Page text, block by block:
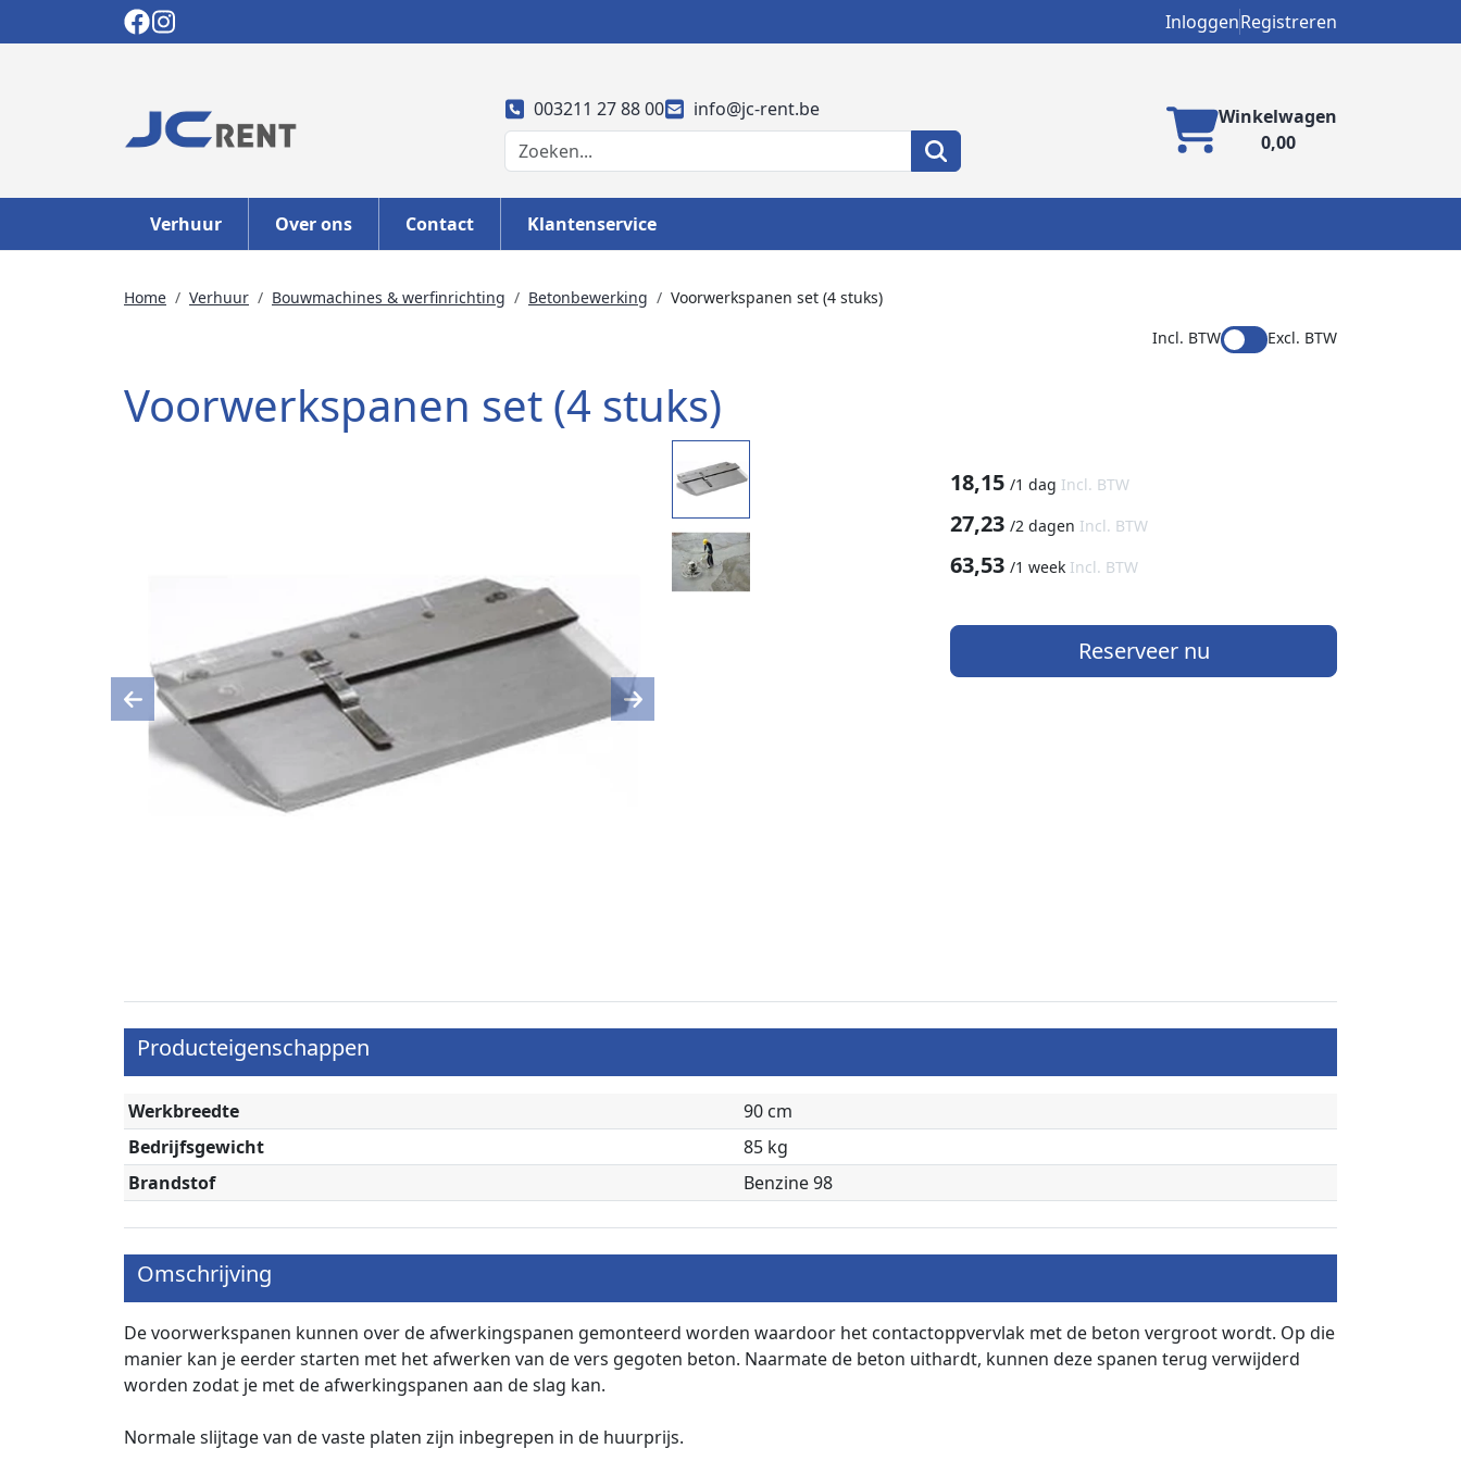
InloggenRegistreren
003211 27 88 00 info@jc-rent.be
Winkelwagen
0,00
Verhuur Over ons Contact Klantenservice
Home Verhuur Bouwmachines & werfinrichting Betonbewerking
Voorwerkspanen set (4 stuks)
Incl. BTW
Excl. BTW
Voorwerkspanen set (4 stuks)
18,15 /1 dag Incl. BTW
27,23 /2 dagen Incl. BTW
63,53 /1 week Incl. BTW
Reserveer nu
Previous Next
Producteigenschappen
Werkbreedte
90 cm
Bedrijfsgewicht
85 kg
Brandstof
Benzine 98
Omschrijving
De voorwerkspanen kunnen over de afwerkingspanen gemonteerd worden waardoor het contactoppvervlak met de beton vergroot wordt. Op die
manier kan je eerder starten met het afwerken van de vers gegoten beton. Naarmate de beton uithardt, kunnen deze spanen terug verwijderd
worden zodat je met de afwerkingspanen aan de slag kan.
Normale slijtage van de vaste platen zijn inbegrepen in de huurprijs.